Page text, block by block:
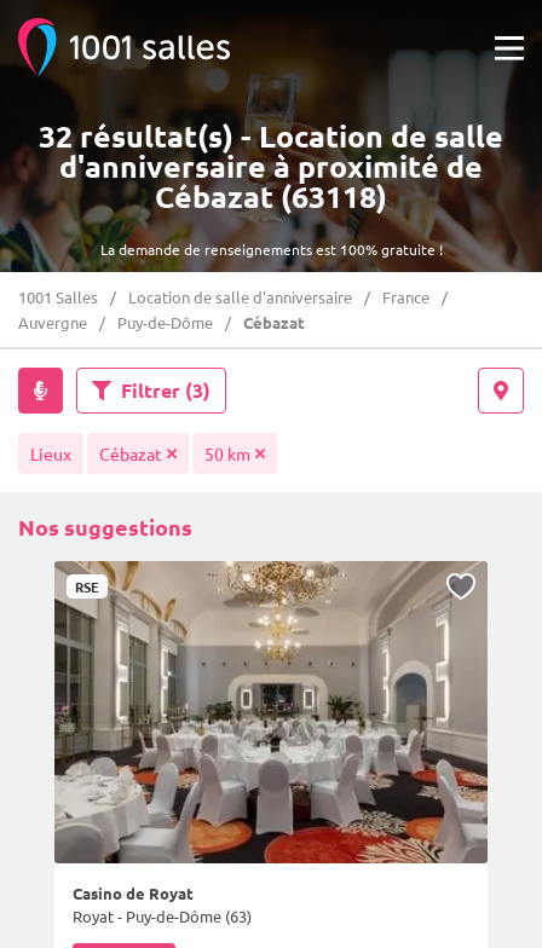
La demande de renseignements est 100% gratuite !
32 résultat(s) - Location de salle
d'anniversaire à proximité de
Cébazat (63118)
1001 Salles Location de salle d'anniversaire
France
Auvergne
Puy-de-Dôme Cébazat
Filtrer (3)
Lieux Cébazat 50 km
Nos suggestions
RSE
Casino de Royat
Royat - Puy-de-Dôme (63)